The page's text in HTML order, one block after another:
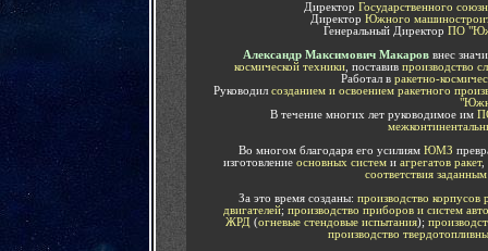
Директор Государственного
Директор Южного
Генеральный Директор ПО
Александр Максимович Макаров внес
космической техники, поставив производство
Работал в ракетно-
Руководил созданием и освоением ракетного
В течение многих лет руководимое им
Во многом благодаря его усилиям ЮМЗ
изготовление основных системи агрегатов ракет,
соответствия
За это время созданы: производство корпусов
двигателей; производство приборов и систем
ЖРД (огневые стендовые испытания);
производство